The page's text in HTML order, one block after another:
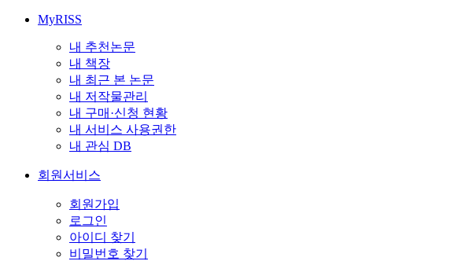
MyRISS
내 추천논문
내 책장
내 최근 본 논문
내 저작물관리
내 구매·신청 현황
내 서비스 사용권한
내 관심 DB
회원서비스
회원가입
로그인
아이디 찾기
비밀번호 찾기